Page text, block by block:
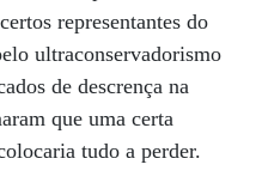
representantes do
ultraconservadorismo
de descrença na
que uma certa
tudo a perder.